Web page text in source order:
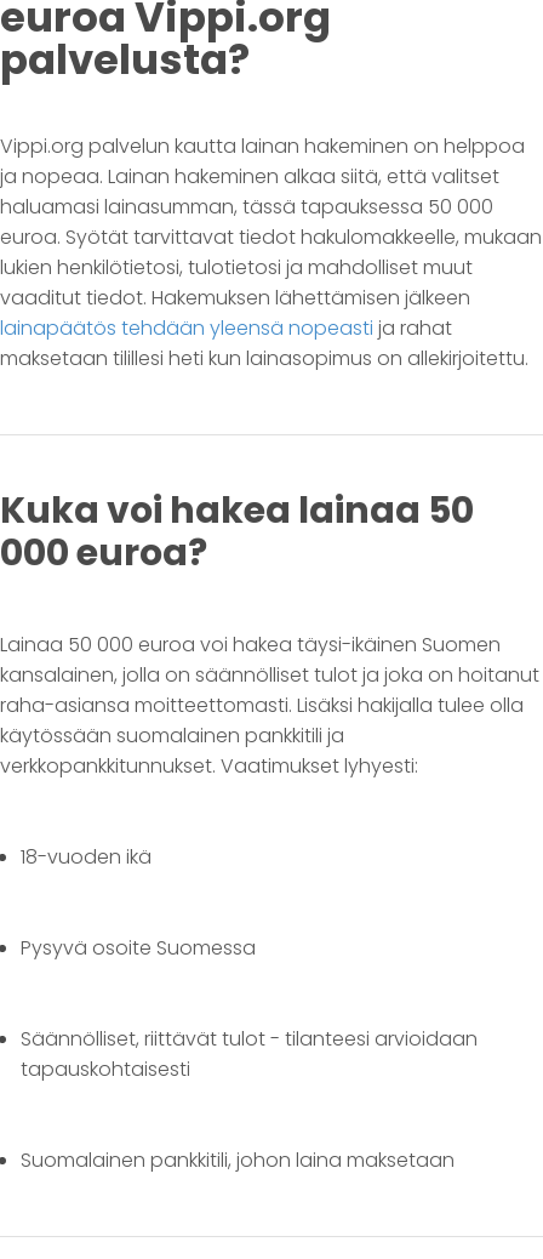
euroa Vippi.org
palvelusta?
Vippi.org palvelun kautta lainan hakeminen on helppoa
ja nopeaa. Lainan hakeminen alkaa siitä, että valitset
haluamasi lainasumman, tässä tapauksessa 50 000
euroa. Syötät tarvittavat tiedot hakulomakkeelle, mukaan
lukien henkilötietosi, tulotietosi ja mahdolliset muut
vaaditut tiedot. Hakemuksen lähettämisen jälkeen
lainapäätös tehdään yleensä nopeasti ja rahat
maksetaan tilillesi heti kun lainasopimus on allekirjoitettu.
Kuka voi hakea lainaa 50
000 euroa?
Lainaa 50 000 euroa voi hakea täysi-ikäinen Suomen
kansalainen, jolla on säännölliset tulot ja joka on hoitanut
raha-asiansa moitteettomasti. Lisäksi hakijalla tulee olla
käytössään suomalainen pankkitili ja
verkkopankkitunnukset. Vaatimukset lyhyesti:
18-vuoden ikä
Pysyvä osoite Suomessa
Säännölliset, riittävät tulot - tilanteesi arvioidaan
tapauskohtaisesti
Suomalainen pankkitili, johon laina maksetaan